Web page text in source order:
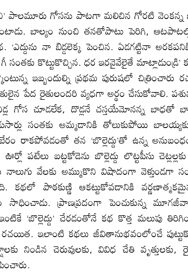
పాలమూరు గోసను పాటగా మలిచిన గోరటి
బాల్యం నుంచి తనతోపాటు పెరిగి, ఆటపాటల్లో
‘ఎద్దును నా బిడ్డలెక్క పెంచిన. ఏడగట్టినా
కొట్టుకొచ్చిన. ధర ఇరవైవేలైతే
ఇబ్బందుల్ని ప్రథమ పురుషలో
పేద రైతులందరి వ్యధగా అర్థం చేసుకోవాలి.
గోస చూడలేక, దొడ్లనే చస్తయేమోనన్న బాధతో
సంతకు అమ్మడానికి తోలుకుపోయి
రాకపోవడంతో తన ‘బొల్లెద్దు’తో ఉన్న
పటేలు బట్టకోడెను బొల్లెద్దు లొట్టపీసు
నాలుగు వేలకు అమ్ముకొని విషాదంగా
కథలో పాఠకుణ్ణి ఆకట్టుకోవడానికి
ప్రాణప్రదంగా పెంచుకున్న
‘బొల్లెద్దు’ చేరడంతోనే కథ కొత్త మలుపు
రచయిత. ఇలాంటి కథలు జీవితానుభవంలోంచే
నిండిన చెరువులకు, వివిధ చేతి వృత్తులకు,